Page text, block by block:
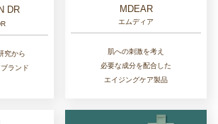
DR
究から
ランド
MDEAR
エムディア
肌への刺激を考え
必要な成分を配合した
エイジングケア製品